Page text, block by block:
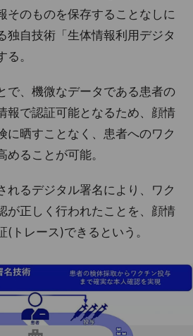
そのものを保存することなしに
独自技術「生体情報利用デジタ
。
で、機微なデータである患者の
報で認証可能となるため、顔情
に晒すことなく、患者へのワク
ることが可能。
れるデジタル署名により、ワク
が正しく行われたことを、顔情
トレース)できるという。